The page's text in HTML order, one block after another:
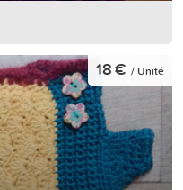
18 € / Unité